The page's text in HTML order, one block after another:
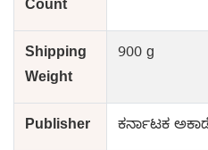
Count
Shipping
Weight
900 g
Publisher ಕರ್ನಾಟಕ